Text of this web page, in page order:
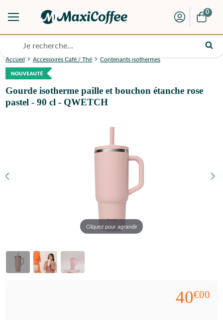
0
Accueil Accessoires Café / Thé Contenants isothermes
Gourde isotherme paille et bouchon étanche rose
pastel - 90 cl - QWETCH
Cliquez pour agrandir
40€00